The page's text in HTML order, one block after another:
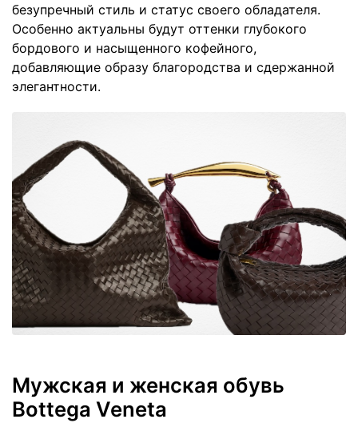
безупречный стиль и статус своего обладателя.
Особенно актуальны будут оттенки глубокого
бордового и насыщенного кофейного,
добавляющие образу благородства и сдержанной
элегантности.
Мужская и женская обувь
Bottega Veneta